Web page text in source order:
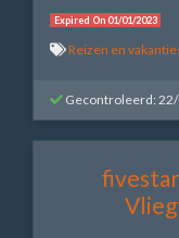
Expired On 01/01/2023
Reizen en
Gecontroleerd: